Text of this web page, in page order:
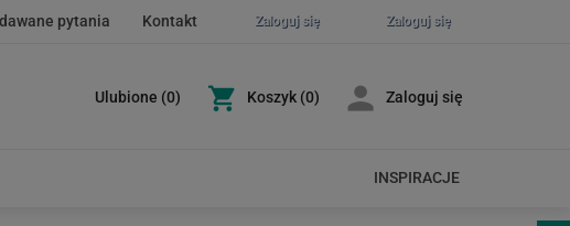
Zaloguj się
Zaloguj się
pytania Kontakt
Ulubione (0) Koszyk (0) Zaloguj się
INSPIRACJE